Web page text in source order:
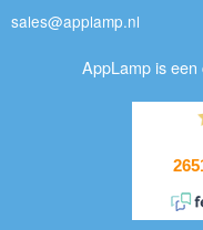
sales@applamp.nl
AppLamp is een